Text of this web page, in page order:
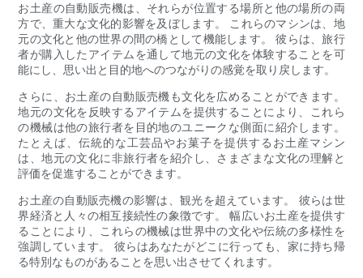
お土産の自動販売機は、それらが位置する場所と他の場所の両
方で、重大な文化的影響を及ぼします。 これらのマシンは、地
元の文化と他の世界の間の橋として機能します。 彼らは、旅行
者が購入したアイテムを通して地元の文化を体験することを可
能にし、思い出と目的地へのつながりの感覚を取り戻します。
さらに、お土産の自動販売機も文化を広めることができます。
地元の文化を反映するアイテムを提供することにより、これら
の機械は他の旅行者を目的地のユニークな側面に紹介します。
たとえば、伝統的な工芸品やお菓子を提供するお土産マシン
は、地元の文化に非旅行者を紹介し、さまざまな文化の理解と
評価を促進することができます。
お土産の自動販売機の影響は、観光を超えています。 彼らは世
界経済と人々の相互接続性の象徴です。 幅広いお土産を提供す
ることにより、これらの機械は世界中の文化や伝統の多様性を
強調しています。 彼らはあなたがどこに行っても、家に持ち帰
る特別なものがあることを思い出させてくれます。